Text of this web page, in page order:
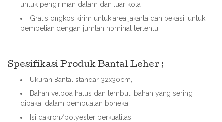
untuk pengiriman dalam dan luar kota
Gratis ongkos kirim untuk area jakarta dan bekasi, untuk
pembelian dengan jumlah nominal tertentu.
Spesifikasi Produk Bantal Leher ;
Ukuran Bantal standar 32x30cm,
Bahan velboa halus dan lembut. bahan yang sering
dipakai dalam pembuatan boneka.
Isi dakron/polyester berkualitas